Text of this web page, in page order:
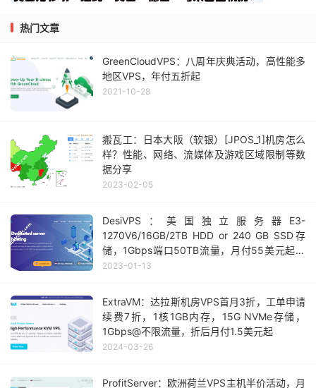
热门文章
GreenCloudVPS：八周年庆典活动，高性能多
地区VPS，年付五折起
2021-10-28
搬瓦工：日本大阪（软银）[JPOS_1]机房怎么
样？性能、网络、流媒体及游戏区域限制等数
据分享
2023-02-05
DesiVPS：美国独立服务器E3-
1270V6/16GB/2TB HDD or 240 GB SSD存
储，1Gbps端口50TB流量，月付55美元起，
多IP VPS年付20美元起
2023-01-13
ExtraVM：达拉斯机房VPS首月3折，工单申请
续费7折，1核1GB内存，15G NVMe存储，
1Gbps@不限流量，折后月付1.5美元起
2024-03-26
ProfitServer：欧洲荷兰VPS主机半价活动，月